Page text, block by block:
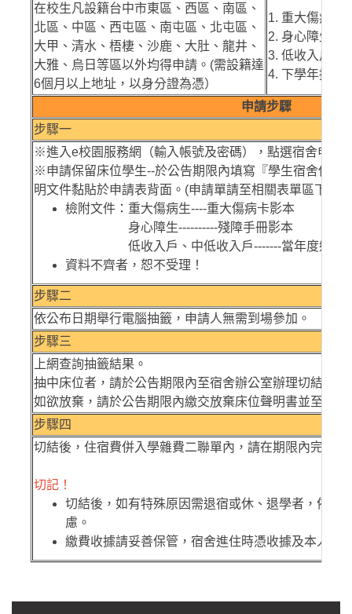
在校生凡設籍台中市東區、西區、南區、
北區、中區、西屯區、南屯區、北屯區、
大甲、清水、梧棲、沙鹿、大肚、龍井、
大雅、烏日等區以外均得申請。(需設籍達
6個月以上地址，以身分證為憑）
1. 重大傷病生
2. 身心障生（
3. 低收入戶、
4. 下學年擔任
申請步驟
步驟一
※進入e校園服務網（輸入帳號及密碼），點選宿舍申請
※申請保留床位學生--於公告期限內填寫『學生宿舍保障
明文件黏貼於申請表背面。(申請單請至相關表單區下載)
檢附文件：重大傷病生----重大傷病卡影本
身心障生----------殘障手冊影本
低收入戶、中低收入戶-------當年度鄉/鎮/
資料不齊者，恕不受理！
步驟二
依公布日期舉行電腦抽籤，申請人無需到場參加。
步驟三
上網查詢抽籤結果。
抽中床位者，請於公告期限內至宿舍辦公室辦理切結。
如欲放棄，請於公告期限內繳交放棄床位聲明書並至宿舍
步驟四
切結後，住宿費併入學雜費二聯單內，請在期限內完成繳
切記！
切結後，如有特殊原因需退宿或休、退學者，依宿
慮。
繳費收據請妥善保管，宿舍進住時憑收據及本人身